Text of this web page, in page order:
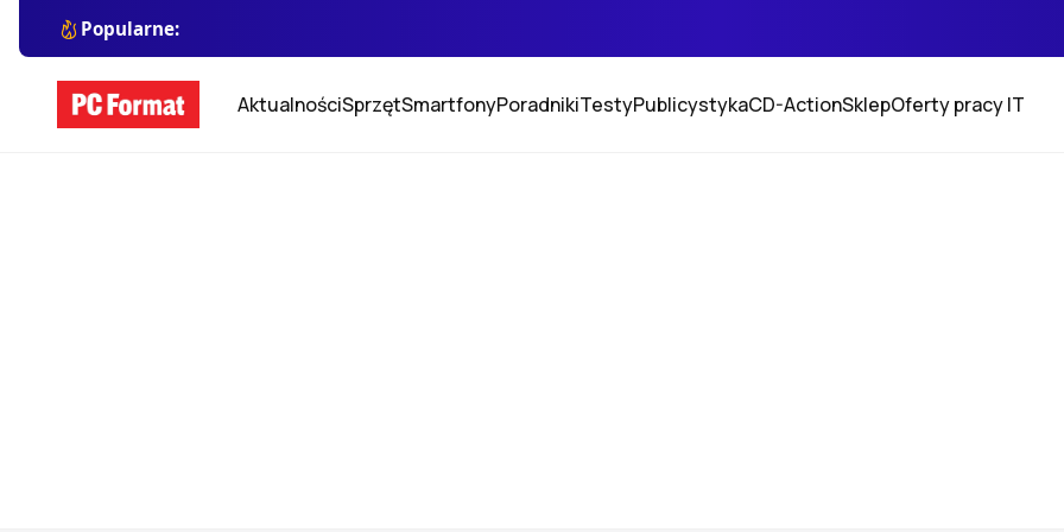
Popularne:
AktualnościSprzętSmartfonyPoradnikiTestyPublicystykaCD-ActionSklepOferty pracy IT